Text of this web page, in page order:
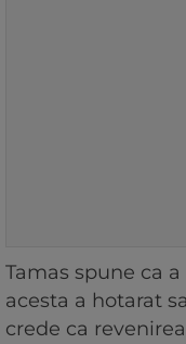
Tamas spune ca
acesta a hotarat
crede ca